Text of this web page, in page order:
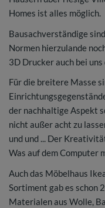
Homes ist alles möglich.
Bausachverständige
Normen hierzulande
3D Drucker auch bei
Für die breitere Masse
der nachhaltige Aspekt
nicht außer acht zu
und und ... Der
Was auf dem Computer
Auch das Möbelhaus
Sortiment gab es schon
Materialen aus Wolle,